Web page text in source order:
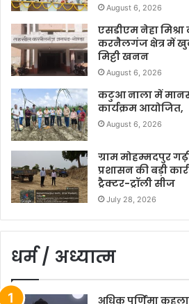
August 6, 2026
एसडीएम नेहा मिश्रा
करनैलगंज क्षेत्र में
मिट्टी खनन
August 6, 2026
कटुआ नाला में
कार्यक्रम आयोजित,
August 6, 2026
ग्राम मोहम्मदपुर
प्रशासन की बड़ी
ट्रैक्टर-ट्रॉली सीज
July 28, 2026
धर्म / अध्यात्म
अधिक पूर्णिमा